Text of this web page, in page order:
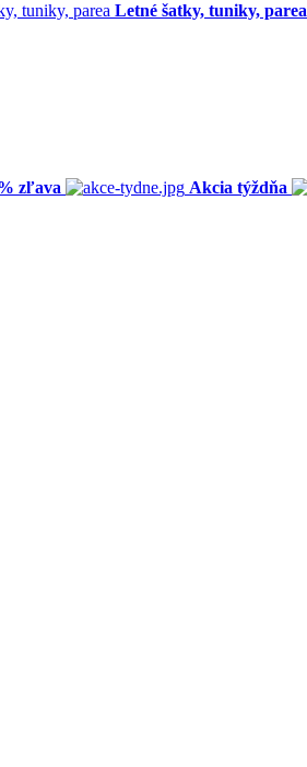
Letné šatky, tuniky, parea
zľava Akcia týždňa